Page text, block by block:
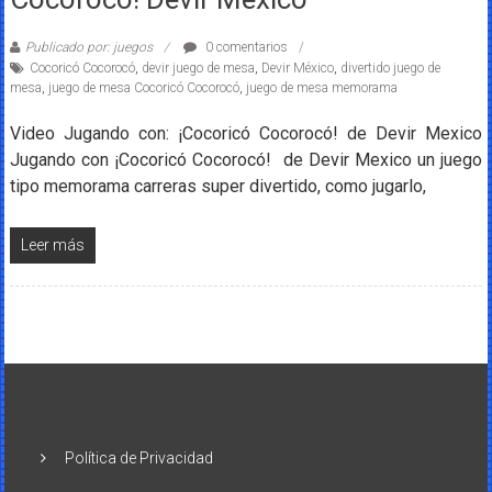
Publicado por: juegos
0 comentarios
Cocoricó Cocorocó, devir juego de mesa, Devir México, divertido juego de
mesa, juego de mesa Cocoricó Cocorocó, juego de mesa memorama
Video Jugando con: ¡Cocoricó Cocorocó! de Devir Mexico
Jugando con ¡Cocoricó Cocorocó! de Devir Mexico un juego
tipo memorama carreras super divertido, como jugarlo,
Leer más
Política de Privacidad